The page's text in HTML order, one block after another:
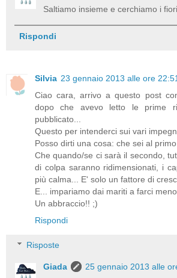
Saltiamo insieme e cerchiamo i
Rispondi
Silvia 23 gennaio 2013 alle ore 22:51
Ciao cara, arrivo a questo post
dopo che avevo letto le prime
pubblicato...
Questo per intenderci sui vari
Posso dirti una cosa: che sei al
Che quando/se ci sarà il secondo,
di colpa saranno ridimensionati, i
più calma... E' solo un fattore di
E... impariamo dai mariti a farci
Un abbraccio!! ;)
Rispondi
Risposte
Giada
25 gennaio 2013 alle